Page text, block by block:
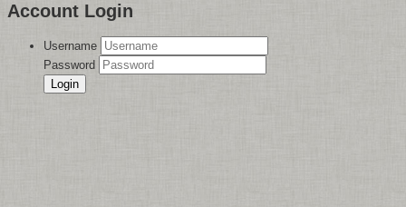
Account Login
Username
Password